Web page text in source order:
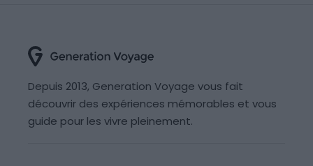
Depuis 2013, Generation Voyage vous fait
découvrir des expériences mémorables et vous
guide pour les vivre pleinement.